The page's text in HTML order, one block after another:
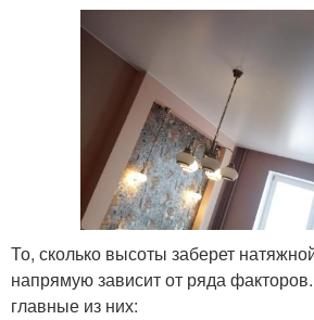
То, сколько высоты заберет
напрямую зависит от ряда
главные из них: